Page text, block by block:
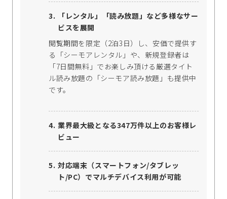
「レンタル」「読み放題」など多様なサー
ビスを展開
閲覧期間を限定（2泊3日）し、安価で提供す
る「シーモアレンタル」や、新規登録者は
「7日間無料」でお楽しみ頂ける厳選タイト
ル読み放題の「シーモア読み放題」も提供中
です。
業界最大級となる347万件以上のお客様レ
ビュー
対応端末（スマートフォン/タブレッ
ト/PC）でマルチデバイス利用が可能